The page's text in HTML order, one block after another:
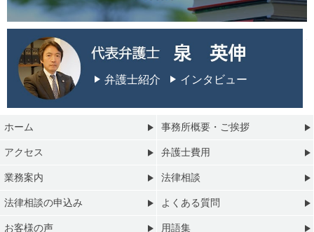
弁護士紹介 インタビュー
ホーム 事務所概要・ご挨拶
アクセス 弁護士費用
業務案内 法律相談
法律相談の申込み よくある質問
お客様の声 用語集